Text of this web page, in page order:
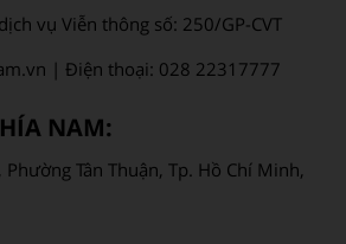
vụ Viễn thông số: 250/GP-CVT
| Điện thoại: 028 22317777
NAM:
Tân Thuận, Tp. Hồ Chí Minh,